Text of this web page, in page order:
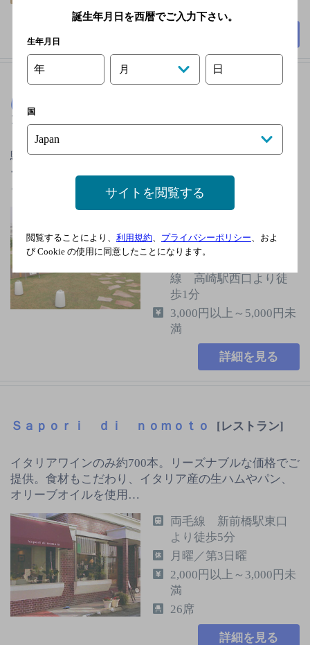
はっかい高崎モントレービアガーデン
ン]
駅ビルの屋上というアクセスの良い立地ながら、リゾ
ート感覚を満喫できる。野菜をふんだんに使ったべジ
イタリアン料理は、ヘルシ…
JR高崎線 高崎駅西口
線 高崎駅西口より徒
線 高崎駅西口より徒
歩1分
3,000円以上～5,000円未
満
詳細を見る
Ｓａｐｏｒｉ ｄｉ ｎｏｍｏｔｏ [レストラン]
イタリアワインのみ約700本。リーズナブルな価格でご
提供。食材もこだわり、イタリア産の生ハムやパン、
オリーブオイルを使用…
両毛線 新前橋駅東口
より徒歩5分
月曜／第3日曜
2,000円以上～3,000円未
満
26席
詳細を見る
誕生年月日を西暦でご入力下さい。
生年月日
年 月 日
国
サイトを閲覧する
閲覧することにより、 利用規約 プライバシーポリシー 、およ
び Cookie の使用に同意したことになります。